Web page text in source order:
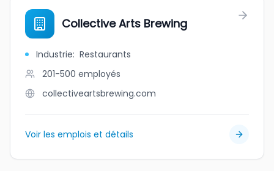
Collective Arts Brewing
Industrie: Restaurants
201-500 employés
collectiveartsbrewing.com
Voir les emplois et détails